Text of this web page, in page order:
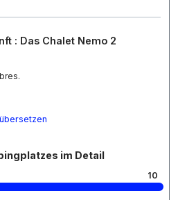
: Das Chalet Nemo 2
im Detail
10